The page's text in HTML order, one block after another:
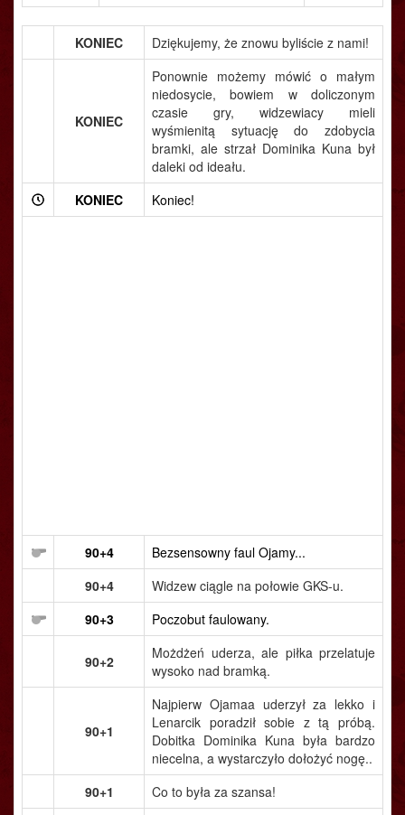
KONIEC Dziękujemy, że znowu byliście z nami!
KONIEC
Ponownie możemy mówić o małym
niedosycie, bowiem w doliczonym
czasie gry, widzewiacy mieli
wyśmienitą sytuację do zdobycia
bramki, ale strzał Dominika Kuna był
daleki od ideału.
KONIEC
Koniec!
90+4
Bezsensowny faul Ojamy...
90+4
Widzew ciągle na połowie GKS-u.
90+3
Poczobut faulowany.
90+2
Możdżeń uderza, ale piłka przelatuje
wysoko nad bramką.
90+1
Najpierw Ojamaa uderzył za lekko i
Lenarcik poradził sobie z tą próbą.
Dobitka Dominika Kuna była bardzo
niecelna, a wystarczyło dołożyć nogę..
90+1
Co to była za szansa!